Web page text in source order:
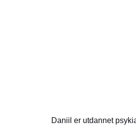
Daniil er utdannet